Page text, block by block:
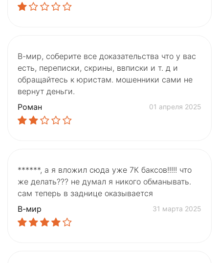
В-мир, соберите все доказательства что у вас
есть, переписки, скрины, ввписки и т. д и
обращайтесь к юристам. мошенники сами не
вернут деньги.
Роман
01 апреля 2025
******, а я вложил сюда уже 7К баксов!!!!! что
же делать??? не думал я никого обманывать.
сам теперь в заднице оказывается
В-мир
31 марта 2025